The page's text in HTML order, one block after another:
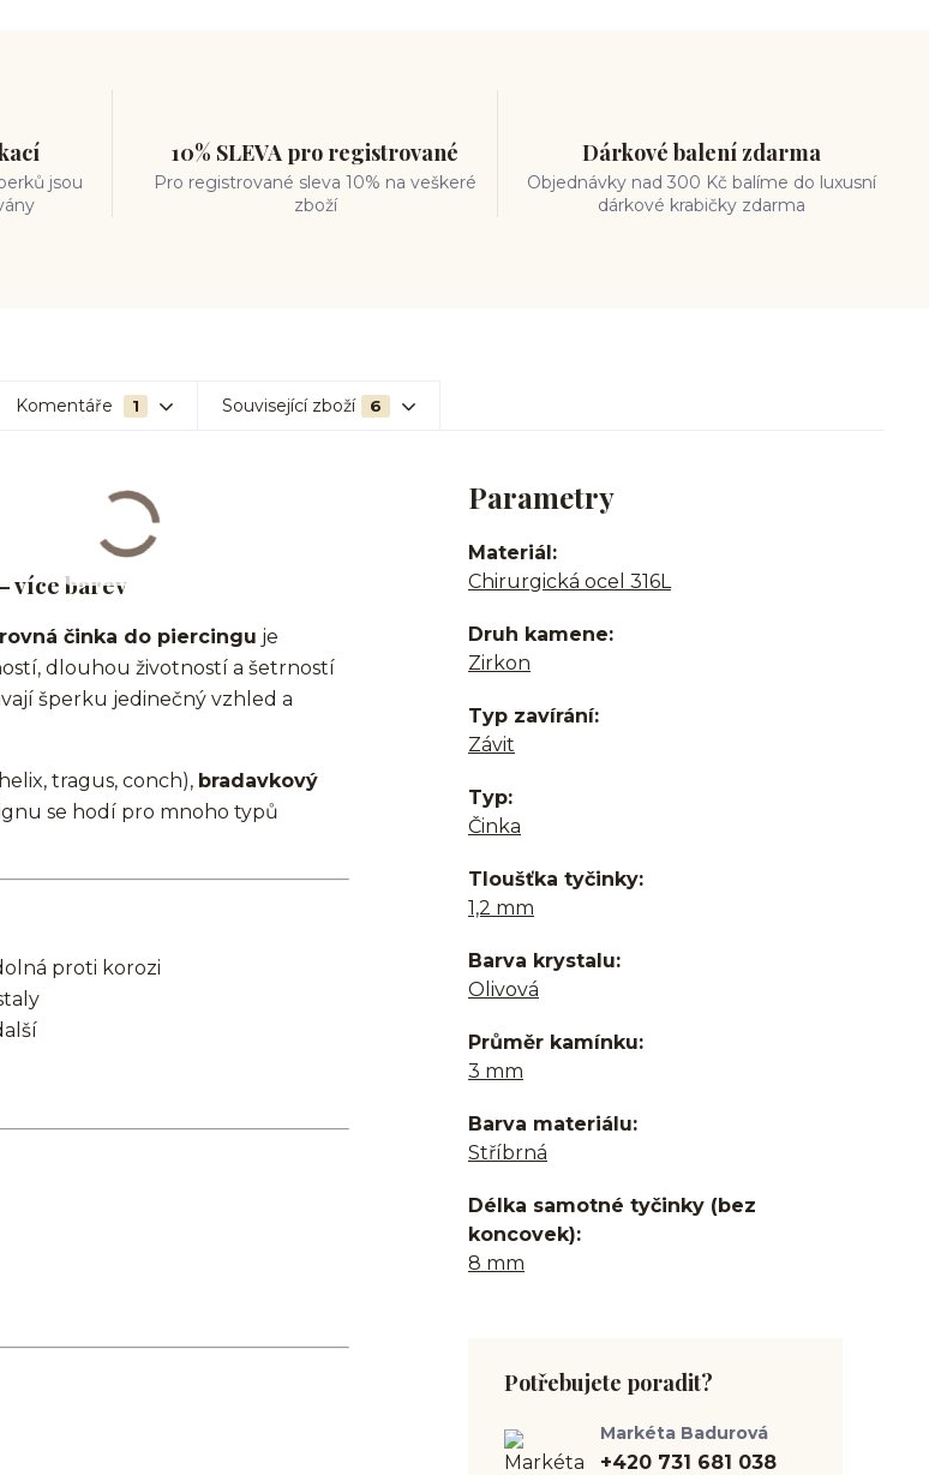
jsou
10% SLEVA pro registrované
Pro registrované sleva 10% na veškeré
zboží
Dárkové balení zdarma
Objednávky nad 300 Kč balíme do luxusní
dárkové krabičky zdarma
Komentáře 1 Související zboží 6
více barev
rovná činka do piercingu je
dlouhou životností a šetrností
šperku jedinečný vzhled a
tragus, conch), bradavkový
se hodí pro mnoho typů
proti korozi
Parametry
Materiál
Chirurgická ocel 316L
Druh kamene
Zirkon
Typ zavírání
Závit
Typ
Činka
Tloušťka tyčinky
1,2 mm
Barva krystalu
Olivová
Průměr kamínku
3 mm
Barva materiálu
Stříbrná
Délka samotné tyčinky (bez
koncovek)
8 mm
Potřebujete poradit?
Markéta Badurová
+420 731 681 038